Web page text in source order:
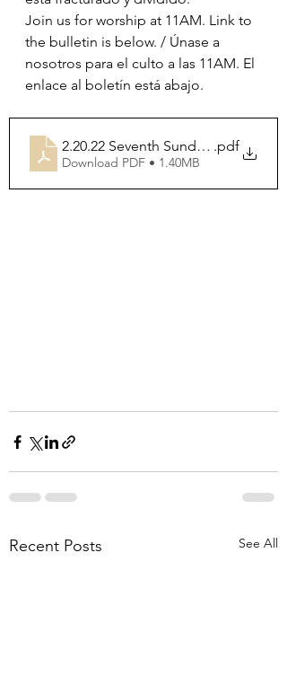
Join us for worship at 11AM. Link to
the bulletin is below. / Únase a
nosotros para el culto a las 11AM. El
enlace al boletín está abajo.
2.20.22 Seventh Sunday after
.pdf
Download PDF • 1.40MB
Recent Posts See All